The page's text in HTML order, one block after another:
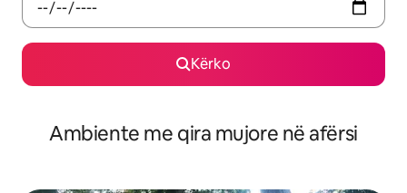
Kërko
Ambiente me qira mujore në afërsi